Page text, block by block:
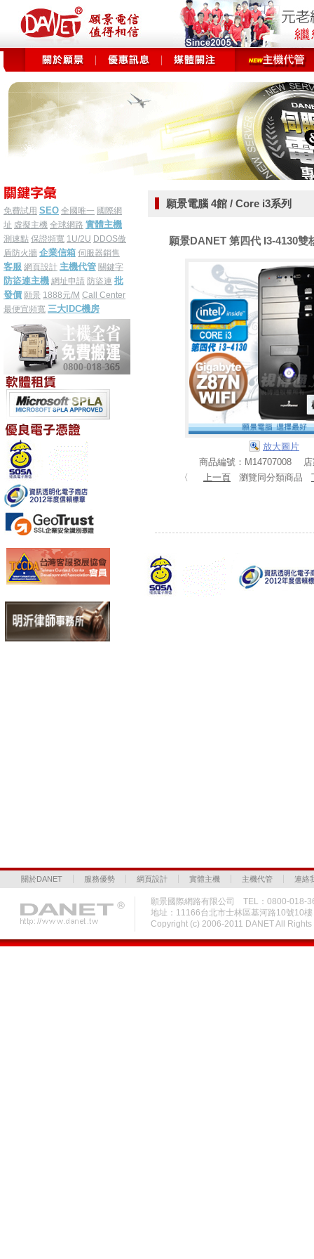
免費試用 SEO 全國唯一 國際網
址 虛擬主機 全球網路 實體主機
測速點 保證頻寬 1U/2U DDOS傲
盾防火牆 企業信箱 伺服器銷售
客服 網頁設計 主機代管 關鍵字
防盜連主機 網址申請 防盜連 批
發價 願景 1888元/M Call Center
最便宜頻寬 三大IDC機房
願景電腦 4館 / Core i3系列
願景DANET 第四代 I3-4130
放大圖片
商品編號：M14707008 店
〈
上一頁 瀏覽同分類商品
關於DANET 服務優勢 網頁設計 實體主機 主機代管 連絡
願景國際網路有限公司 TEL：0800-018-
地址：11166台北市士林區基河路10號10
Copyright (c) 2006-2011 DANET All